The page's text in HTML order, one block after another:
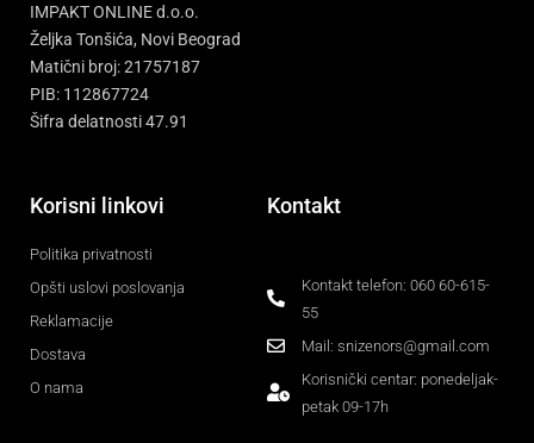
IMPAKT ONLINE d.o.o.
Željka Tonšića, Novi Beograd
Matični broj: 21757187
PIB: 112867724
Šifra delatnosti 47.91
Korisni linkovi
Politika privatnosti
Opšti uslovi poslovanja
Reklamacije
Dostava
O nama
Kontakt
Kontakt telefon: 060 60-615-
55
Mail: snizenors@gmail.com
Korisnički centar: ponedeljak-
petak 09-17h